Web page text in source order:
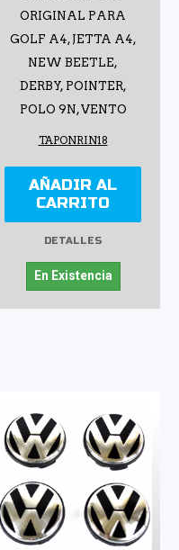
ORIGINAL PARA
GOLF A4, JETTA A4,
NEW BEETLE,
DERBY, POINTER,
POLO 9N, VENTO
TAPONRIN18
AÑADIR AL
CARRITO
DETALLES
En Existencia